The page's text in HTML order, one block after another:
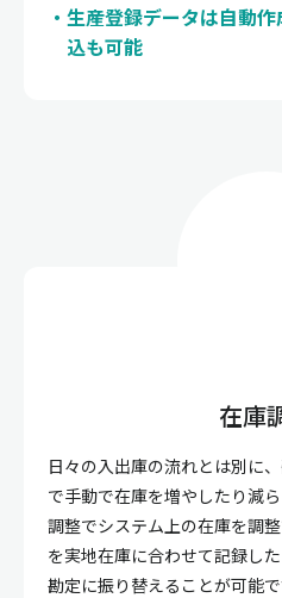
生産登録データは自動
込も可能
在庫
日々の入出庫の流れとは別に
で手動で在庫を増やしたり減
調整でシステム上の在庫を調
を実地在庫に合わせて記録し
勘定に振り替えることが可能で